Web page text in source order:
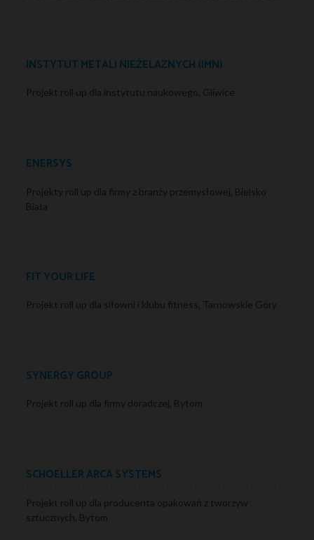
INSTYTUT METALI NIEŻELAZNYCH (IMN)
Projekt roll up dla instytutu naukowego, Gliwice
ENERSYS
Projekty roll up dla firmy z branży przemysłowej, Bielsko
Biała
FIT YOUR LIFE
Projekt roll up dla siłowni i klubu fitness, Tarnowskie Góry
SYNERGY GROUP
Projekt roll up dla firmy doradczej, Bytom
SCHOELLER ARCA SYSTEMS
Projekt roll up dla producenta opakowań z tworzyw
sztucznych, Bytom